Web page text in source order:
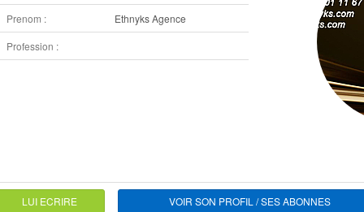
Prenom :
Ethnyks Agence
Profession :
LUI ECRIRE VOIR SON PROFIL / SES ABONNES